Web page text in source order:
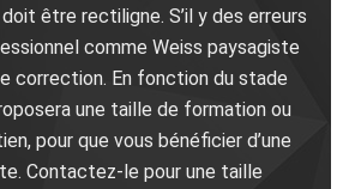
être rectiligne. S’il y des erreurs
comme Weiss paysagiste
correction. En fonction du stade
une taille de formation ou
pour que vous bénéficier d’une
Contactez-le pour une taille